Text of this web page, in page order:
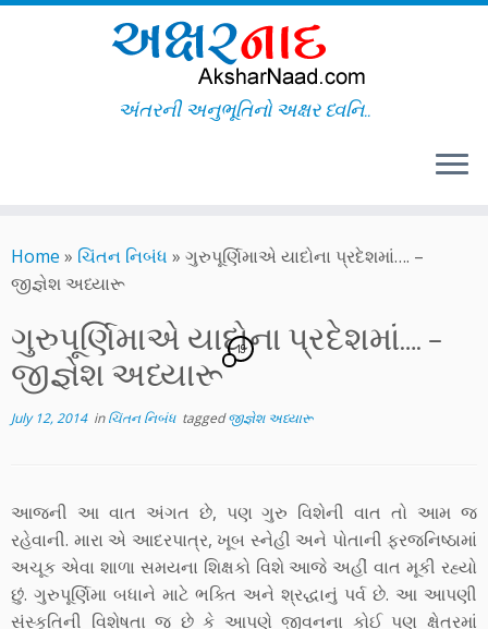
to
content
અંતરની અનુભૂતિનો અક્ષર ધ્વનિ..
Home » ચિંતન નિબંધ » ગુરુપૂર્ણિમાએ યાદોના પ્રદેશમાં…. –
જીજ્ઞેશ અધ્યારૂ
ગુરુપૂર્ણિમાએ યાદોના પ્રદેશમાં…. –
જીજ્ઞેશ અધ્યારૂ
19
July 12, 2014inચિંતન નિબંધ taggedજીજ્ઞેશ અધ્યારૂ
આજની આ વાત અંગત છે, પણ ગુરુ વિશેની વાત તો આમ જ
રહેવાની. મારા એ આદરપાત્ર, ખૂબ સ્નેહી અને પોતાની ફરજનિષ્ઠામાં
અચૂક એવા શાળા સમયના શિક્ષકો વિશે આજે અહીં વાત મૂકી રહ્યો
છું. ગુરુપૂર્ણિમા બધાને માટે ભક્તિ અને શ્રદ્ધાનું પર્વ છે. આ આપણી
સંસ્કૃતિની વિશેષતા જ છે કે આપણે જીવનના કોઈ પણ ક્ષેત્રમાં